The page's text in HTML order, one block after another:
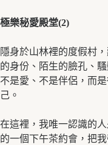
極樂秘愛殿堂(2)
隱身於山林裡的度假村
的身份、陌生的臉孔、
不是愛、不是伴侶，而
己。
在這裡，我唯一認識的
的一個下午茶約會，把